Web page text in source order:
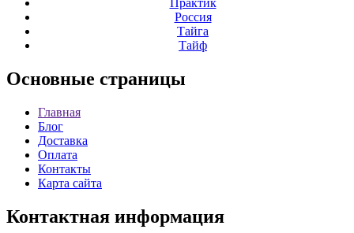
Россия
Тайга
Тайф
Основные страницы
Главная
Блог
Доставка
Оплата
Контакты
Карта сайта
Контактная информация